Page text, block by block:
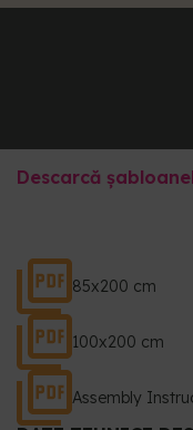
Descarcă
85x200 cm
100x200 cm
Assembly